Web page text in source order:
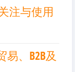
注与使用
易、B2B及